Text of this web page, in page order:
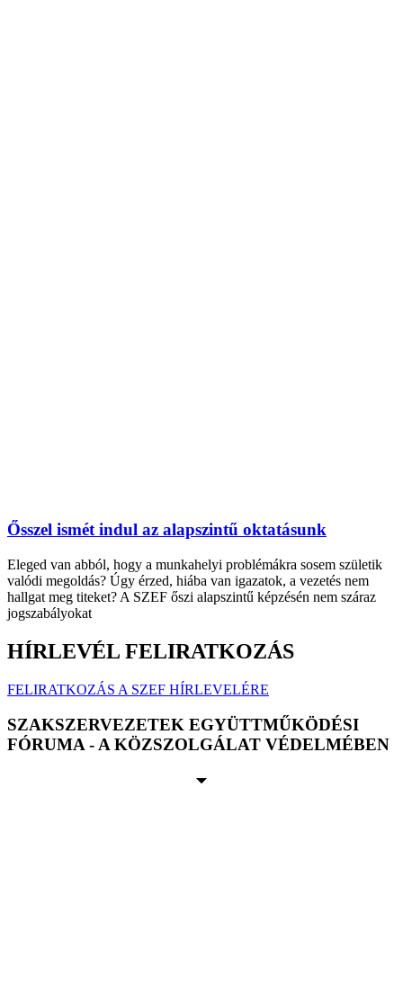
Ősszel ismét indul az alapszintű oktatásunk
Eleged van abból, hogy a munkahelyi problémákra sosem születik
valódi megoldás? Úgy érzed, hiába van igazatok, a vezetés nem
hallgat meg titeket? A SZEF őszi alapszintű képzésén nem száraz
jogszabályokat
HÍRLEVÉL FELIRATKOZÁS
FELIRATKOZÁS A SZEF HÍRLEVELÉRE
SZAKSZERVEZETEK EGYÜTTMŰKÖDÉSI
FÓRUMA - A KÖZSZOLGÁLAT VÉDELMÉBEN